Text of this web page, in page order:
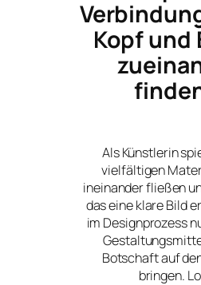
Kopf und
Als Künstlerin
vielfältigen
ineinander fließen
das eine klare Bild
im Designprozess
Botschaft auf
bringen.